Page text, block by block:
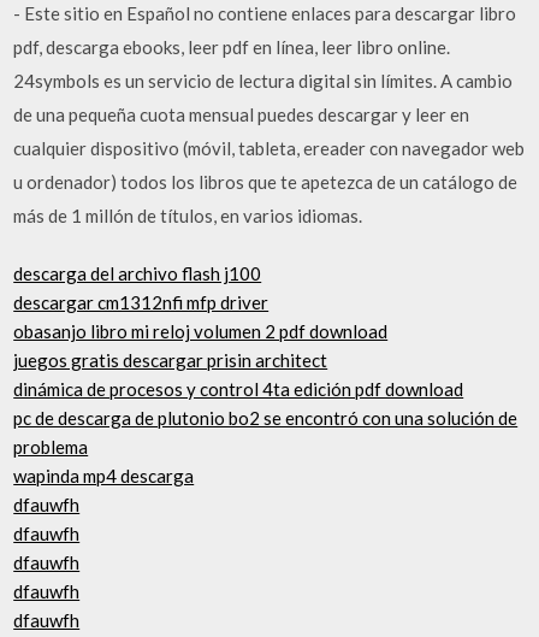
- Este sitio en Español no contiene enlaces para descargar libro
pdf, descarga ebooks, leer pdf en línea, leer libro online.
24symbols es un servicio de lectura digital sin límites. A cambio
de una pequeña cuota mensual puedes descargar y leer en
cualquier dispositivo (móvil, tableta, ereader con navegador web
u ordenador) todos los libros que te apetezca de un catálogo de
más de 1 millón de títulos, en varios idiomas.
descarga del archivo flash j100
descargar cm1312nfi mfp driver
obasanjo libro mi reloj volumen 2 pdf download
juegos gratis descargar prisin architect
dinámica de procesos y control 4ta edición pdf download
pc de descarga de plutonio bo2 se encontró con una solución de
problema
wapinda mp4 descarga
dfauwfh
dfauwfh
dfauwfh
dfauwfh
dfauwfh